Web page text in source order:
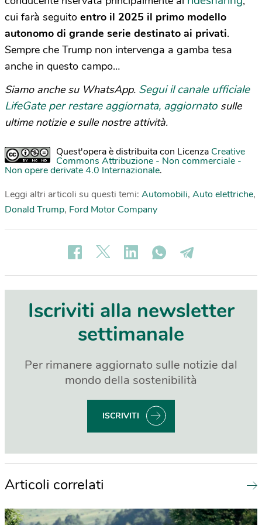
cui farà seguito entro il 2025 il primo modello
autonomo di grande serie destinato ai privati.
Sempre che Trump non intervenga a gamba tesa
anche in questo campo…
Siamo anche su WhatsApp. Segui il canale ufficiale
LifeGate per restare aggiornata, aggiornato sulle
ultime notizie e sulle nostre attività.
Quest'opera è distribuita con Licenza Creative
Commons Attribuzione - Non commerciale -
Non opere derivate 4.0 Internazionale.
Leggi altri articoli su questi temi: Automobili, Auto elettriche,
Donald Trump, Ford Motor Company
Iscriviti alla newsletter
settimanale
Per rimanere aggiornato sulle notizie dal
mondo della sostenibilità
ISCRIVITI
Articoli correlati